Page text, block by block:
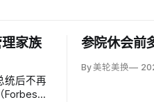
家族
统后不再
Forbes）
参院休会前
By 美轮美换